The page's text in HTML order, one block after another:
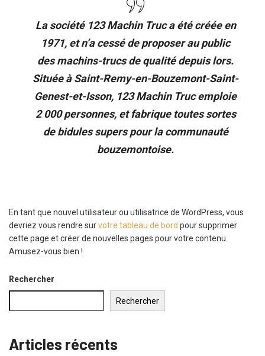
La société 123 Machin Truc a été créée en
1971, et n’a cessé de proposer au public
des machins-trucs de qualité depuis lors.
Située à Saint-Remy-en-Bouzemont-Saint-
Genest-et-Isson, 123 Machin Truc emploie
2 000 personnes, et fabrique toutes sortes
de bidules supers pour la communauté
bouzemontoise.
En tant que nouvel utilisateur ou utilisatrice de WordPress, vous
devriez vous rendre survotre tableau de bord pour supprimer
cette page et créer de nouvelles pages pour votre contenu.
Amusez-vous bien !
Rechercher
Rechercher
Articles récents